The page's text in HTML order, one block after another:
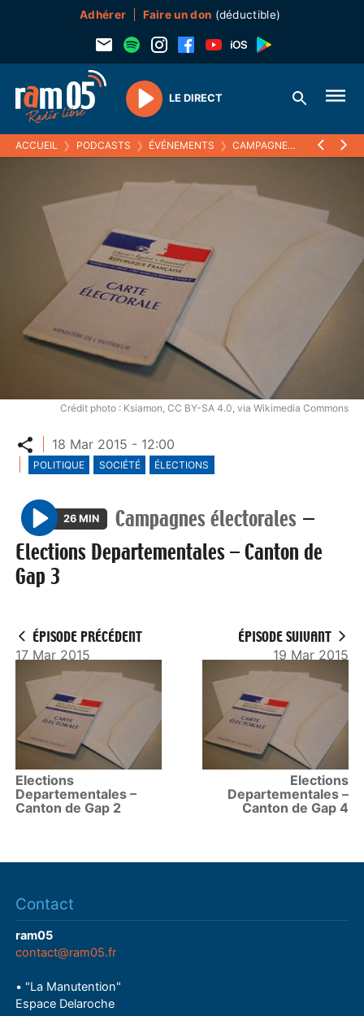
Adhérer Faire un don (déductible)
Play
LE DIRECT
ACCUEIL ❯ PODCASTS ❯ ÉVÉNEMENTS ❯ CAMPAGNES ÉLECTORALES
Crédit photo : Ksiamon, CC BY-SA 4.0, via Wikimedia Commons
Partager
18 Mar 2015 - 12:00
POLITIQUE SOCIÉTÉ ÉLECTIONS
P
l
a
26 MIN Campagnes électorales —
Elections Departementales – Canton de
Gap 3
ÉPISODE PRÉCÉDENT
17 Mar 2015
Elections
Departementales –
Canton de Gap 2
ÉPISODE SUIVANT
19 Mar 2015
Elections
Departementales –
Canton de Gap 4
Contact
ram05
contact@ram05.fr
• "La Manutention"
Espace Delaroche